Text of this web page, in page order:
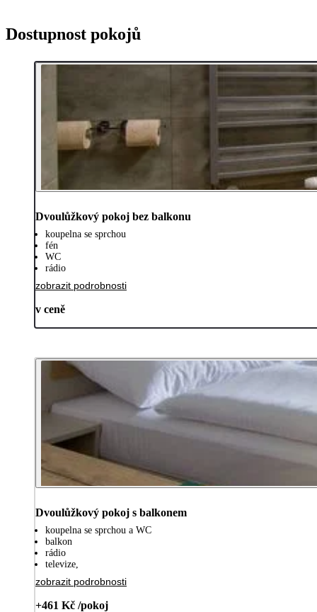
Dostupnost pokojů
Dvoulůžkový pokoj bez balkonu
koupelna se sprchou
fén
WC
rádio
zobrazit podrobnosti
v ceně
Dvoulůžkový pokoj s balkonem
koupelna se sprchou a WC
balkon
rádio
televize,
zobrazit podrobnosti
+461 Kč /pokoj